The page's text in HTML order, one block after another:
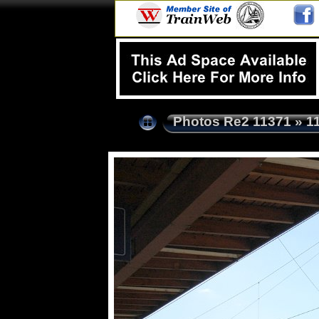
Photos Re2 11371»